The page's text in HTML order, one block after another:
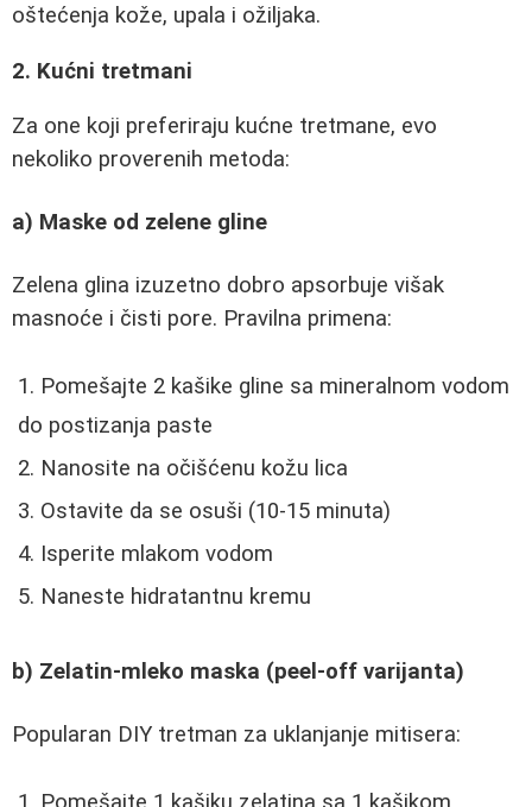
oštećenja kože, upala i ožiljaka.
2. Kućni tretmani
Za one koji preferiraju kućne tretmane, evo
nekoliko proverenih metoda:
a) Maskе od zelene gline
Zelena glina izuzetno dobro apsorbuje višak
masnoće i čisti pore. Pravilna primena:
Pomešajte 2 kašike gline sa mineralnom vodom
do postizanja paste
Nanosite na očišćenu kožu lica
Ostavite da se osuši (10-15 minuta)
Isperite mlakom vodom
Naneste hidratantnu kremu
b) Zelatin-mleko maska (peel-off varijanta)
Popularan DIY tretman za uklanjanje mitisera: